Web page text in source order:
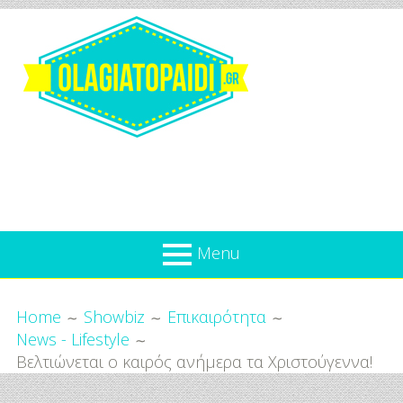
content
Menu
Για
το
Παιδί
Επικαιρότητα
Προσφορές
Home Showbiz
Επικαιρότητα
News - Lifestyle
Βελτιώνεται ο καιρός ανήμερα τα Χριστούγεννα!